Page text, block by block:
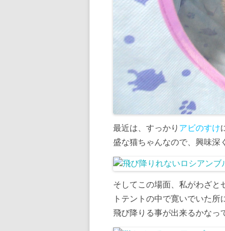
最近は、すっかり アビのすけ
盛な猫ちゃんなので、興味深
そしてこの場面、私がわざと
トテントの中で寛いでいた所
飛び降りる事が出来るかなっ